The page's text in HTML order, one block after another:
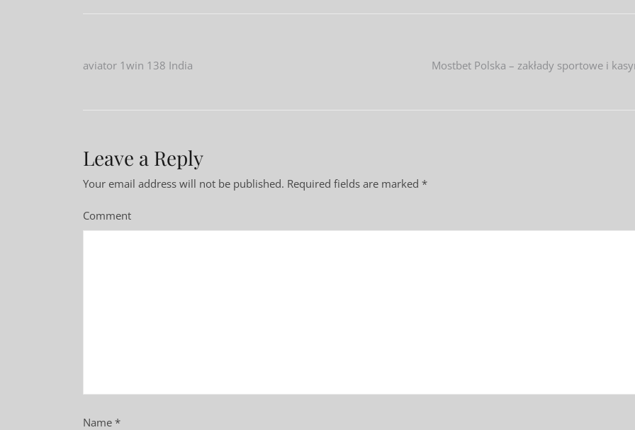
Post
aviator 1win 138 India Mostbet Polska – zakłady sportowe i
Leave a Reply
Your email address will not be published. Required fields are marked *
Comment
Name *